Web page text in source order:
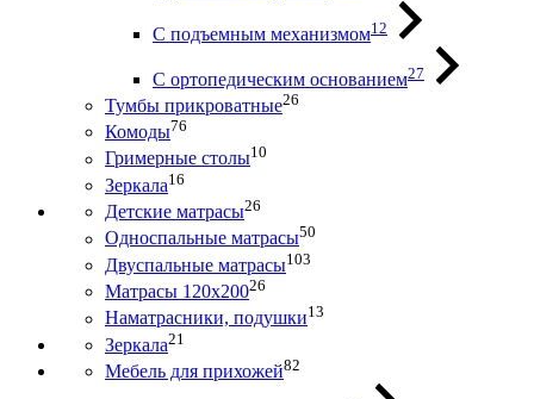
С подъемным механизмом12
С ортопедическим основанием27
Тумбы прикроватные26
Комоды76
Гримерные столы10
Зеркала16
Детские матрасы26
Односпальные матрасы50
Двуспальные матрасы103
Матрасы 120х20026
Наматрасники, подушки13
Зеркала21
Мебель для прихожей82